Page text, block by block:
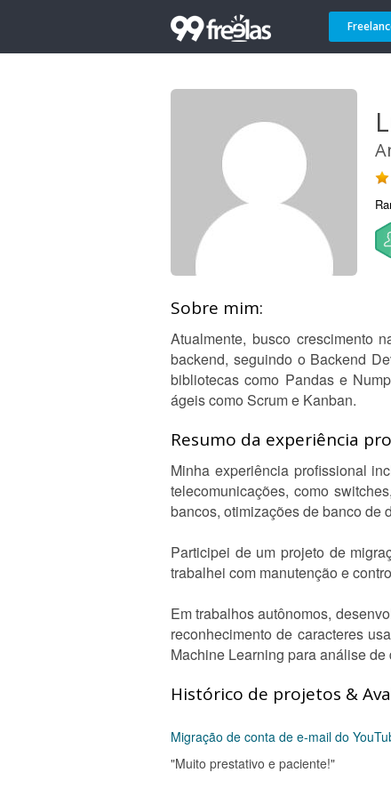
Sobre mim:
Atualmente, busco crescimento
backend, seguindo o Backend
bibliotecas como Pandas e
ágeis como Scrum e Kanban.
Resumo da experiência
Minha experiência profissional
telecomunicações, como
bancos, otimizações de banco de
Participei de um projeto de
trabalhei com manutenção e
Em trabalhos autônomos,
reconhecimento de caracteres
Machine Learning para análise de
Histórico de projetos &
Migração de conta de e-mail do
"Muito prestativo e paciente!"